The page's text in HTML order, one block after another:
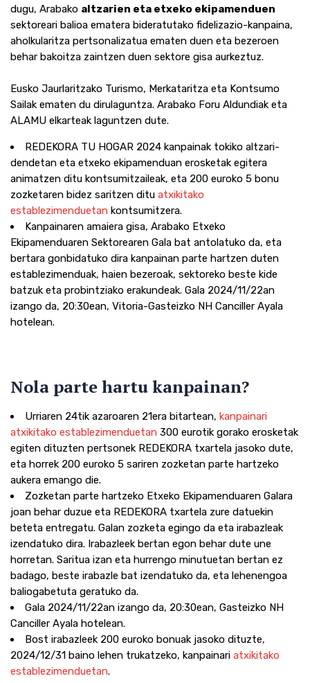
dugu, Arabako altzarien eta etxeko ekipamenduen
sektoreari balioa ematera bideratutako fidelizazio-kanpaina,
aholkularitza pertsonalizatua ematen duen eta bezeroen
behar bakoitza zaintzen duen sektore gisa aurkeztuz.
Eusko Jaurlaritzako Turismo, Merkataritza eta Kontsumo
Sailak ematen du dirulaguntza. Arabako Foru Aldundiak eta
ALAMU elkarteak laguntzen dute.
REDEKORA TU HOGAR 2024 kanpainak tokiko altzari-
dendetan eta etxeko ekipamenduan erosketak egitera
animatzen ditu kontsumitzaileak, eta 200 euroko 5 bonu
zozketaren bidez saritzen ditu atxikitako
establezimenduetan kontsumitzera.
Kanpainaren amaiera gisa, Arabako Etxeko
Ekipamenduaren Sektorearen Gala bat antolatuko da, eta
bertara gonbidatuko dira kanpainan parte hartzen duten
establezimenduak, haien bezeroak, sektoreko beste kide
batzuk eta probintziako erakundeak. Gala 2024/11/22an
izango da, 20:30ean, Vitoria-Gasteizko NH Canciller Ayala
hotelean.
Nola parte hartu kanpainan?
Urriaren 24tik azaroaren 21era bitartean, kanpainari
atxikitako establezimenduetan 300 eurotik gorako erosketak
egiten dituzten pertsonek REDEKORA txartela jasoko dute,
eta horrek 200 euroko 5 sariren zozketan parte hartzeko
aukera emango die.
Zozketan parte hartzeko Etxeko Ekipamenduaren Galara
joan behar duzue eta REDEKORA txartela zure datuekin
beteta entregatu. Galan zozketa egingo da eta irabazleak
izendatuko dira. Irabazleek bertan egon behar dute une
horretan. Saritua izan eta hurrengo minutuetan bertan ez
badago, beste irabazle bat izendatuko da, eta lehenengoa
baliogabetuta geratuko da.
Gala 2024/11/22an izango da, 20:30ean, Gasteizko NH
Canciller Ayala hotelean.
Bost irabazleek 200 euroko bonuak jasoko dituzte,
2024/12/31 baino lehen trukatzeko, kanpainari atxikitako
establezimenduetan.